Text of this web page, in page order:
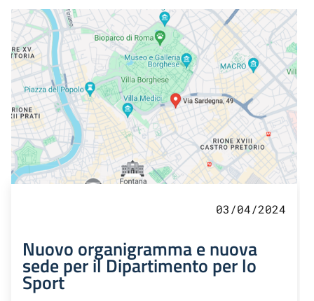
03/04/2024
Nuovo organigramma e nuova
sede per il Dipartimento per lo
Sport